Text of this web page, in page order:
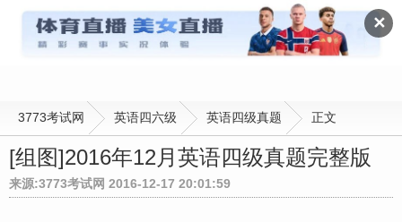
✕
英语四级真题
3773考试网 英语四六级 英语四级真题 正文
[组图]2016年12月英语四级真题完整版
来源:3773考试网 2016-12-17 20:01:59